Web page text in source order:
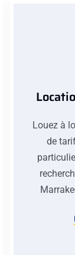
Louez à
de